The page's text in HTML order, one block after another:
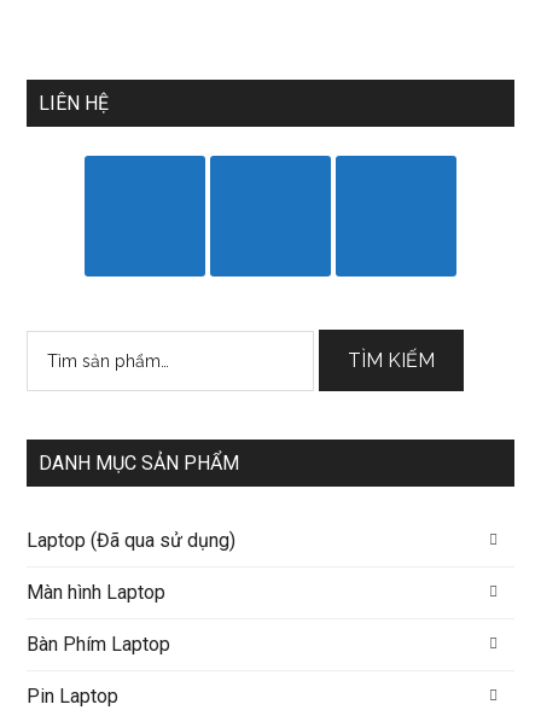
LIÊN HỆ
TÌM KIẾM
DANH MỤC SẢN PHẨM
Laptop (Đã qua sử dụng)
Màn hình Laptop
Bàn Phím Laptop
Pin Laptop